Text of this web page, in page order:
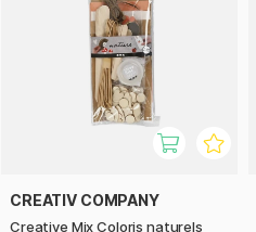
CREATIV COMPANY
Creative Mix Coloris naturels